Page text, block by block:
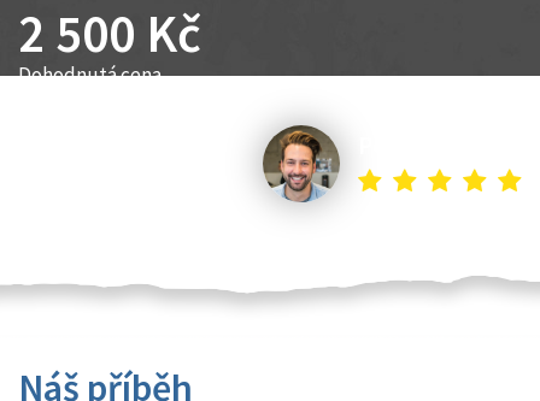
2 500 Kč
Dohodnutá cena
Náš příběh